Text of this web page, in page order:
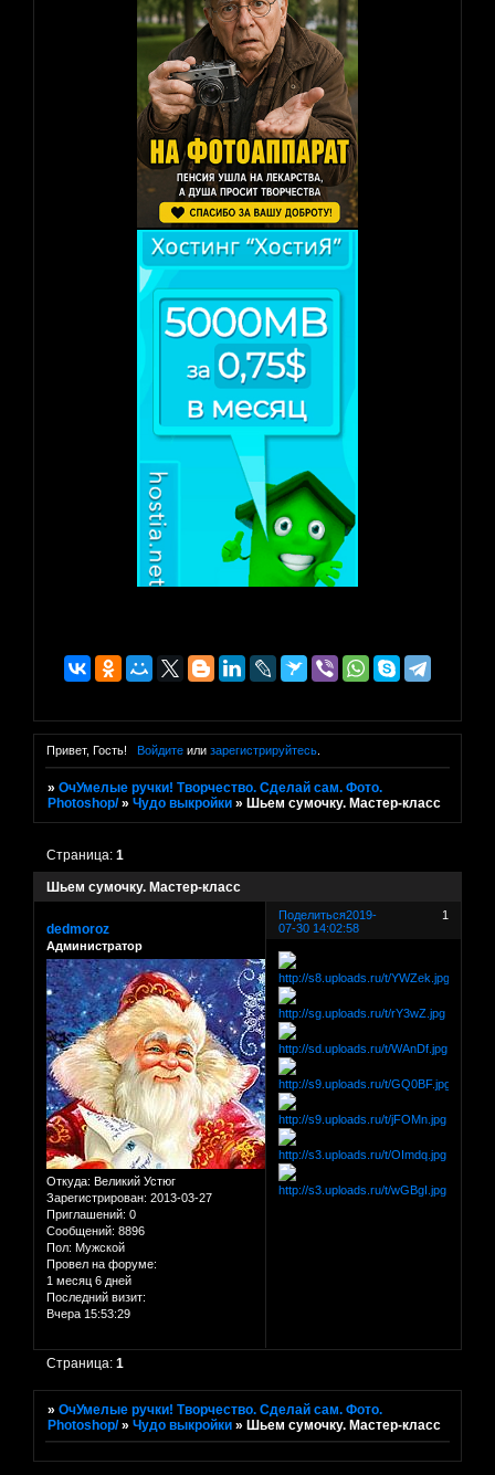
Привет, Гость! Войдитеили зарегистрируйтесь.
»ОчУмелые ручки! Творчество. Сделай сам. Фото.
Photoshop/ »Чудо выкройки » Шьем сумочку. Мастер-класс
Шьем сумочку. Мастер-класс
Страница:1
Поделиться 1
2019-
07-30 14:02:58
dedmoroz
Администратор
Откуда: Великий Устюг
Зарегистрирован: 2013-03-27
Приглашений: 0
Сообщений: 8896
Пол: Мужской
Провел на форуме:
1 месяц 6 дней
Последний визит:
Вчера 15:53:29
Страница:1
»ОчУмелые ручки! Творчество. Сделай сам. Фото.
Photoshop/ »Чудо выкройки »Шьем сумочку. Мастер-класс